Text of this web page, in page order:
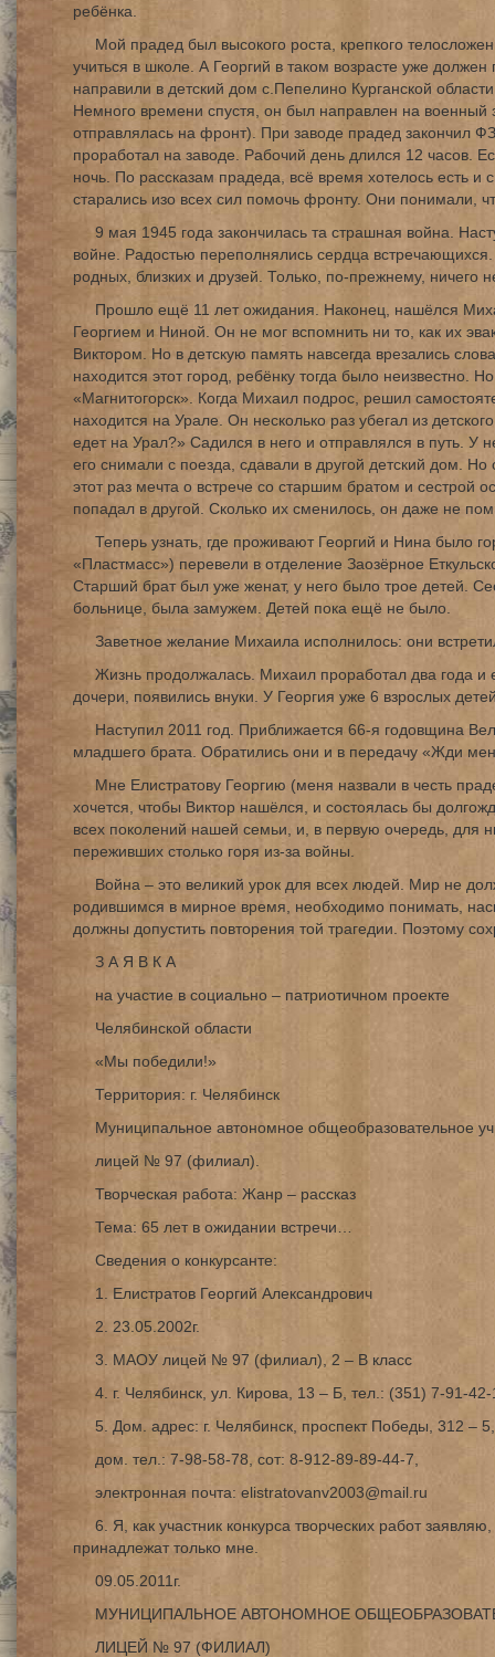
ребёнка.
Мой прадед был высокого роста, крепкого
учиться в школе. А Георгий в таком возрасте уже
направили в детский дом с.Пепелино Курганской
Немного времени спустя, он был направлен на
отправлялась на фронт). При заводе прадед закончил
проработал на заводе. Рабочий день длился 12 часов.
ночь. По рассказам прадеда, всё время хотелось есть и
старались изо всех сил помочь фронту. Они понимали,
9 мая 1945 года закончилась та страшная война.
войне. Радостью переполнялись сердца
родных, близких и друзей. Только, по-прежнему, ничего
Прошло ещё 11 лет ожидания. Наконец, нашёлся
Георгием и Ниной. Он не мог вспомнить ни то, как их
Виктором. Но в детскую память навсегда врезались
находится этот город, ребёнку тогда было неизвестно.
«Магнитогорск». Когда Михаил подрос, решил
находится на Урале. Он несколько раз убегал из
едет на Урал?» Садился в него и отправлялся в путь. У
его снимали с поезда, сдавали в другой детский дом.
этот раз мечта о встрече со старшим братом и сестрой
попадал в другой. Сколько их сменилось, он даже не
Теперь узнать, где проживают Георгий и Нина было
«Пластмасс») перевели в отделение Заозёрное
Старший брат был уже женат, у него было трое детей.
больнице, была замужем. Детей пока ещё не было.
Заветное желание Михаила исполнилось: они
Жизнь продолжалась. Михаил проработал два года
дочери, появились внуки. У Георгия уже 6 взрослых
Наступил 2011 год. Приближается 66-я годовщина
младшего брата. Обратились они и в передачу «Жди
Мне Елистратову Георгию (меня назвали в честь
хочется, чтобы Виктор нашёлся, и состоялась бы
всех поколений нашей семьи, и, в первую очередь,
переживших столько горя из-за войны.
Война – это великий урок для всех людей. Мир не
родившимся в мирное время, необходимо понимать,
должны допустить повторения той трагедии. Поэтому
З А Я В К А
на участие в социально – патриотичном проекте
Челябинской области
«Мы победили!»
Территория: г. Челябинск
Муниципальное автономное общеобразовательное
лицей № 97 (филиал).
Творческая работа: Жанр – рассказ
Тема: 65 лет в ожидании встречи…
Сведения о конкурсанте:
1. Елистратов Георгий Александрович
2. 23.05.2002г.
3. МАОУ лицей № 97 (филиал), 2 – В класс
4. г. Челябинск, ул. Кирова, 13 – Б, тел.: (351) 7-91-42-
5. Дом. адрес: г. Челябинск, проспект Победы, 312 – 5,
дом. тел.: 7-98-58-78, сот: 8-912-89-89-44-7,
электронная почта: elistratovanv2003@mail.ru
6. Я, как участник конкурса творческих работ
принадлежат только мне.
09.05.2011г.
МУНИЦИПАЛЬНОЕ АВТОНОМНОЕ
ЛИЦЕЙ № 97 (ФИЛИАЛ)